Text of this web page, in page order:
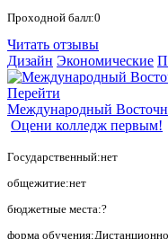
Проходной балл:0
Читать отзывы
Дизайн Экономические
Перейти
Международный
Оцени колледж первым!
Государственный:нет
общежитие:нет
бюджетные места:?
форма обучения:Дистанционно